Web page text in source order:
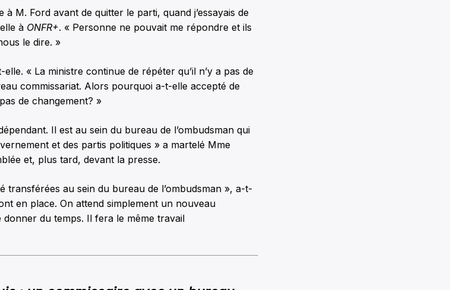
à M. Ford avant de quitter le parti, quand j’essayais de
à ONFR+. « Personne ne pouvait me répondre et ils
le dire. »
« La ministre continue de répéter qu’il n’y a pas de
commissariat. Alors pourquoi a-t-elle accepté de
de changement? »
Il est au sein du bureau de l’ombudsman qui
et des partis politiques » a martelé Mme
et, plus tard, devant la presse.
transférées au sein du bureau de l’ombudsman », a-t-
en place. On attend simplement un nouveau
du temps. Il fera le même travail